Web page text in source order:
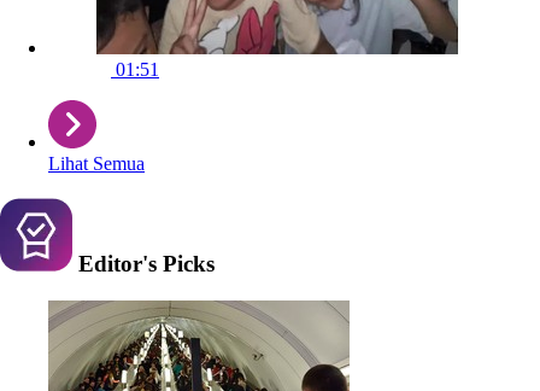
01:51
Lihat Semua
Editor's Picks